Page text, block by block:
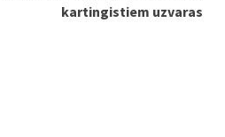
kartingistiem uzvaras